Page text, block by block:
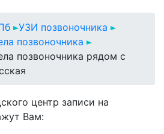
УЗИ позвоночника
позвоночника
позвоночника рядом с
центр записи на
Вам: